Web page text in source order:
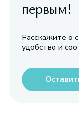
первым!
Расскажите о
удобство и